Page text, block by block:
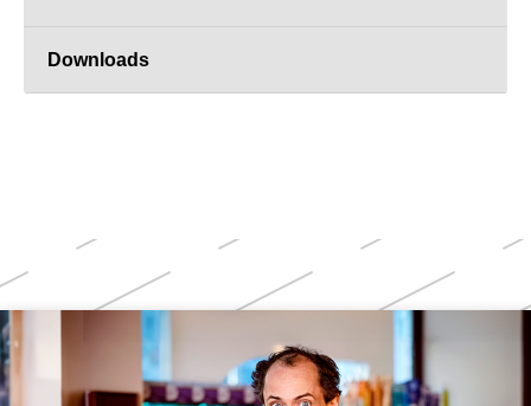
Downloads
Weitere
Themen